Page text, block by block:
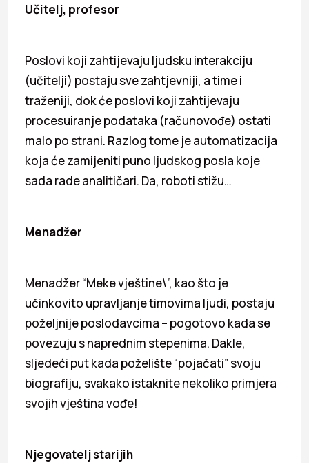
Učitelj, profesor
Poslovi koji zahtijevaju ljudsku interakciju
(učitelji) postaju sve zahtjevniji, a time i
traženiji, dok će poslovi koji zahtijevaju
procesuiranje podataka (računovođe) ostati
malo po strani. Razlog tome je automatizacija
koja će zamijeniti puno ljudskog posla koje
sada rade analitičari. Da, roboti stižu…
Menadžer
Menadžer “Meke vještine\”, kao što je
učinkovito upravljanje timovima ljudi, postaju
poželjnije poslodavcima – pogotovo kada se
povezuju s naprednim stepenima. Dakle,
sljedeći put kada poželište “pojačati” svoju
biografiju, svakako istaknite nekoliko primjera
svojih vještina vođe!
Njegovatelj starijih